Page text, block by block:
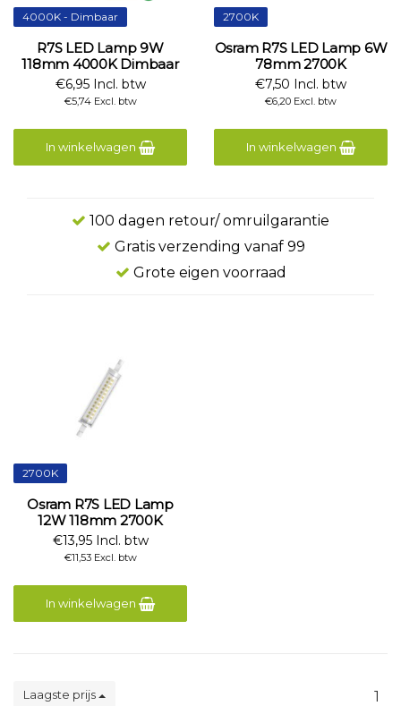
4000K - Dimbaar
R7S LED Lamp 9W
118mm 4000K Dimbaar
€6,95 Incl. btw
€5,74 Excl. btw
In winkelwagen
2700K
Osram R7S LED Lamp 6W
78mm 2700K
€7,50 Incl. btw
€6,20 Excl. btw
In winkelwagen
100 dagen retour/ omruilgarantie
Gratis verzending vanaf 99
Grote eigen voorraad
2700K
Osram R7S LED Lamp
12W 118mm 2700K
€13,95 Incl. btw
€11,53 Excl. btw
In winkelwagen
Laagste prijs
1